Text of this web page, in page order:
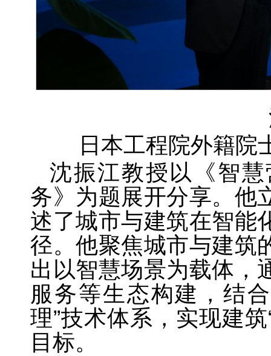
日本工程院外籍院
沈振江教授以《智
务》为题展开分享。他
述了城市与建筑在智能
径。他聚焦城市与建筑
出以智慧场景为载体，
服务等生态构建，结
理”技术体系，实现建
目标。